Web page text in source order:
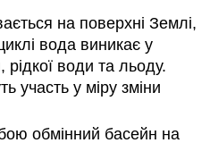
на поверхні Землі,
вода виникає у
рідкої води та льоду.
участь у міру зміни
обмінний басейн на